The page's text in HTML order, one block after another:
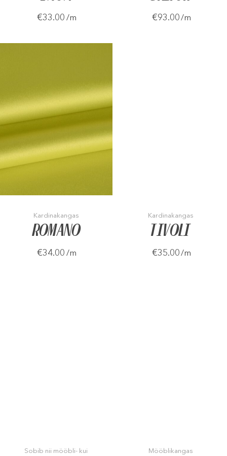
€33.00 /m €93.00/m
Kardinakangas
ROMANO
€34.00 /m
Kardinakangas
TIVOLI
€35.00/m
Sobib nii mööbli- kui
Mööblikangas